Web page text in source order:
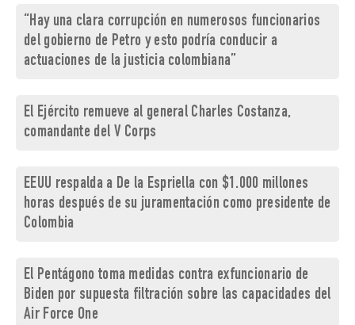
“Hay una clara corrupción en numerosos funcionarios
del gobierno de Petro y esto podría conducir a
actuaciones de la justicia colombiana”
El Ejército remueve al general Charles Costanza,
comandante del V Corps
EEUU respalda a De la Espriella con $1.000 millones
horas después de su juramentación como presidente de
Colombia
El Pentágono toma medidas contra exfuncionario de
Biden por supuesta filtración sobre las capacidades del
Air Force One